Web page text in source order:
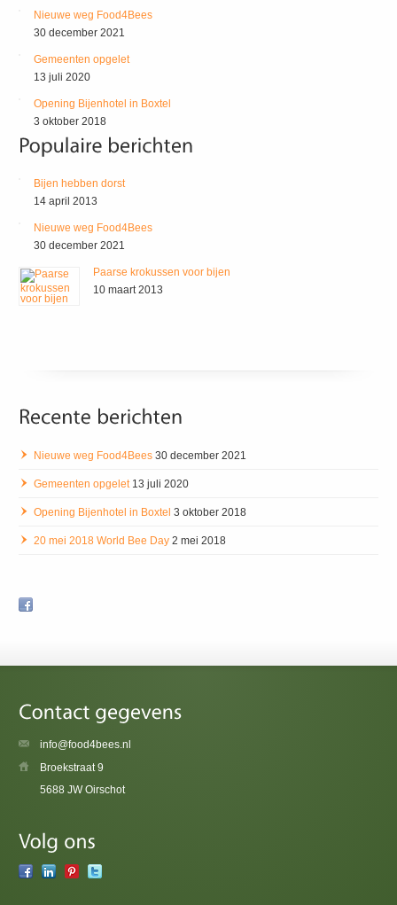
Nieuwe weg Food4Bees
30 december 2021
Gemeenten opgelet
13 juli 2020
Opening Bijenhotel in Boxtel
3 oktober 2018
Bijen hebben dorst
14 april 2013
Nieuwe weg Food4Bees
30 december 2021
Paarse krokussen voor bijen
10 maart 2013
Nieuwe weg Food4Bees 30 december 2021
Gemeenten opgelet 13 juli 2020
Opening Bijenhotel in Boxtel 3 oktober 2018
20 mei 2018 World Bee Day 2 mei 2018
info@food4bees.nl
Broekstraat 9
5688 JW Oirschot